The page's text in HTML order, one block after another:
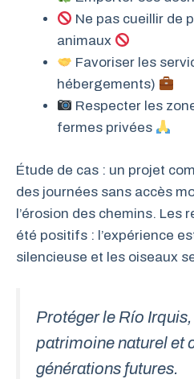
Ne pas cueillir de
animaux
Favoriser les
hébergements)
Respecter les
fermes privées
Étude de cas : un projet
des journées sans accès
l’érosion des chemins. Les
été positifs : l’expérience
silencieuse et les oiseaux
Protéger le Río
patrimoine naturel et
générations futures.